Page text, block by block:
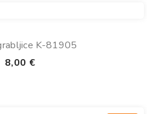
K-81905
8,00 €